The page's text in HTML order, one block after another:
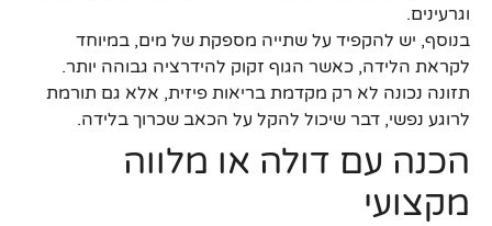
וגרעינים.
בנוסף, יש להקפיד על שתייה מספקת של מים, במיוחד
לקראת הלידה, כאשר הגוף זקוק להידרציה גבוהה יותר.
תזונה נכונה לא רק מקדמת בריאות פיזית, אלא גם תורמת
לרוגע נפשי, דבר שיכול להקל על הכאב שכרוך בלידה.
הכנה עם דולה או מלווה
מקצועי